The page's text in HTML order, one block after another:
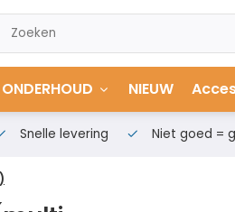
ONDERHOUD NIEUW
Snelle levering Niet goed =